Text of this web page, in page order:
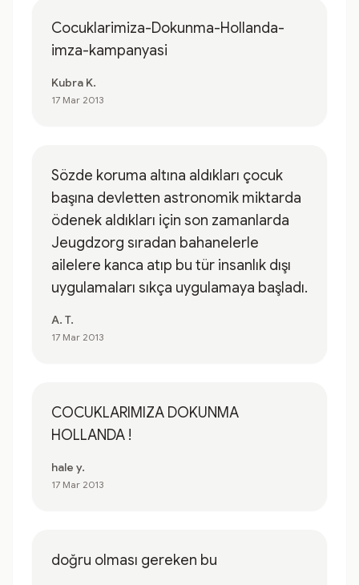
Cocuklarimiza-Dokunma-Hollanda-
imza-kampanyasi
Kubra K.
17 Mar 2013
Sözde koruma altına aldıkları çocuk
başına devletten astronomik miktarda
ödenek aldıkları için son zamanlarda
Jeugdzorg sıradan bahanelerle
ailelere kanca atıp bu tür insanlık dışı
uygulamaları sıkça uygulamaya başladı.
A. T.
17 Mar 2013
COCUKLARIMIZA DOKUNMA
HOLLANDA !
hale y.
17 Mar 2013
doğru olması gereken bu